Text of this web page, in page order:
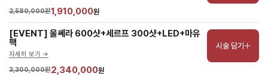
2,580,000원1,910,000원
[EVENT] 울쎄라 600샷+세르프 300샷+LED+마유
팩
자세히 보기 ->
3,300,000원2,340,000원
시술 담기